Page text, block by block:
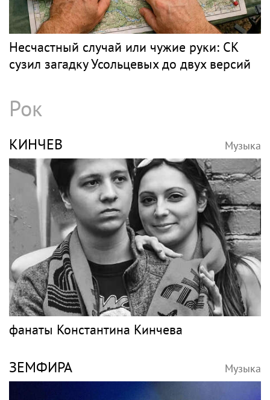
Несчастный случай или чужие руки: СК
сузил загадку Усольцевых до двух версий
Рок
КИНЧЕВ Музыка
фанаты Константина Кинчева
ЗЕМФИРА Музыка